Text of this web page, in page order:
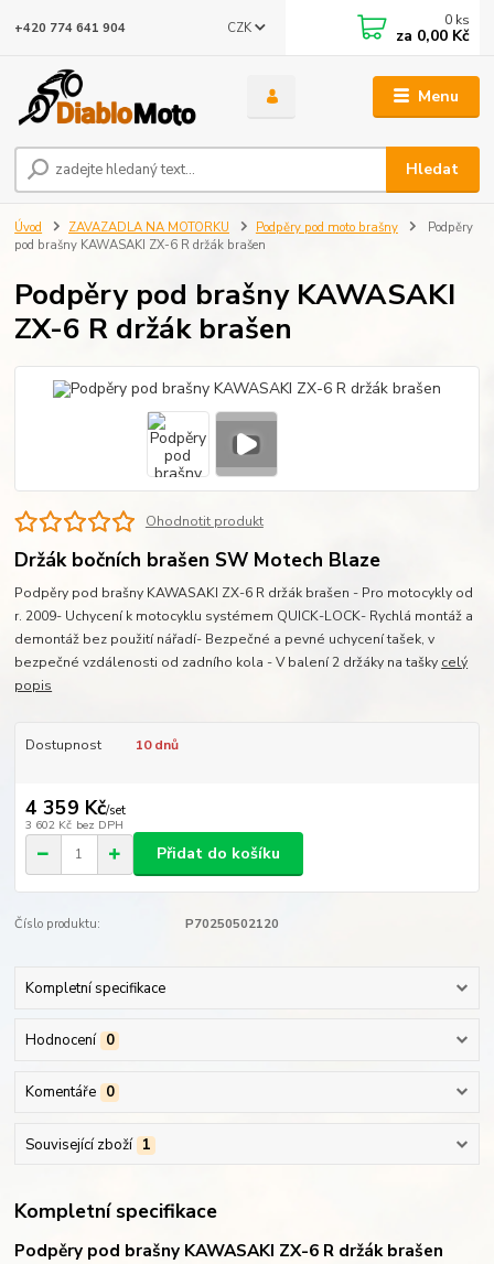
Menu
CZK
Hledat
+420 774 641 904 0 ks
za 0,00 Kč
Úvod ZAVAZADLA NA MOTORKU Podpěry pod moto brašny
Podpěry
pod brašny KAWASAKI ZX-6 R držák brašen
Podpěry pod brašny KAWASAKI
ZX-6 R držák brašen
Ohodnotit produkt
Držák bočních brašen SW Motech Blaze
Podpěry pod brašny KAWASAKI ZX-6 R držák brašen - Pro motocykly od
r. 2009- Uchycení k motocyklu systémem QUICK-LOCK- Rychlá montáž a
demontáž bez použití nářadí- Bezpečné a pevné uchycení tašek, v
bezpečné vzdálenosti od zadního kola - V balení 2 držáky na tašky celý
popis
Dostupnost 10 dnů
4 359 Kč/set
3 602 Kč bez DPH
Přidat do košíku
Číslo produktu: P70250502120
Kompletní specifikace
Hodnocení 0
Komentáře 0
Související zboží 1
Kompletní specifikace
Podpěry pod brašny KAWASAKI ZX-6 R držák brašen